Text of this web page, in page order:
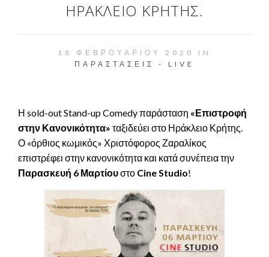
ΗΡΆΚΛΕΙΟ ΚΡΉΤΗΣ.
18 ΦΕΒΡΟΥΑΡΊΟΥ 2020 IN
ΠΑΡΑΣΤΆΣΕΙΣ - LIVE
Η sold-out Stand-up Comedy παράσταση «Επιστροφή
στην Κανονικότητα» ταξιδεύει στο Ηράκλειο Κρήτης.
Ο «όρθιος κωμικός» Χριστόφορος Ζαραλίκος
επιστρέφει στην κανονικότητα και κατά συνέπεια την
Παρασκευή 6 Μαρτίουστο Cine Studio!